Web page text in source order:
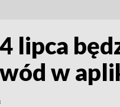
lipca
w